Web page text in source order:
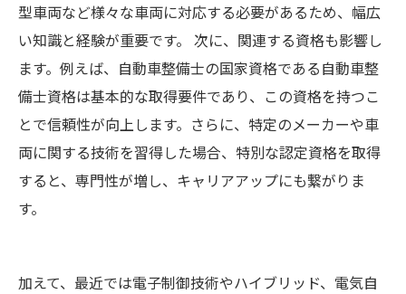
型車両など様々な車両に対応する必要があるため、幅広
い知識と経験が重要です。 次に、関連する資格も影響し
ます。例えば、自動車整備士の国家資格である自動車整
備士資格は基本的な取得要件であり、この資格を持つこ
とで信頼性が向上します。さらに、特定のメーカーや車
両に関する技術を習得した場合、特別な認定資格を取得
すると、専門性が増し、キャリアアップにも繋がりま
す。
加えて、最近では電子制御技術やハイブリッド、電気自